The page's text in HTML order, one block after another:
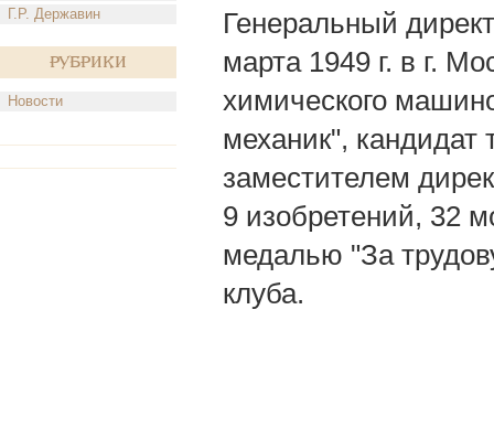
Г.Р. Державин
Рубрики
Новости
Генеральный
марта 1949 г. в г.
химического
механик", кандидат
заместителем
9 изобретений, 32
медалью "За
клуба.